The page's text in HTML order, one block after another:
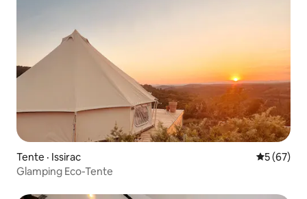
Tente · Issirac Note
5 (67)
Glamping Eco-Tente